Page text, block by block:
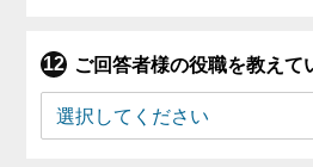
ご回答者様の役職を教えて